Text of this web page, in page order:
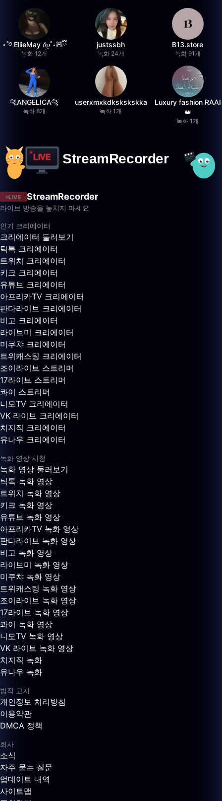
⋆˚࿔ EllieMay 𝜗𝜚˚⋆🧸ྀི
녹화 12개
justssbh
녹화 24개
B13.store
녹화 91개
🐆ANGELICA🐆
녹화 8개
userxmxkdkskskskka
녹화 1개
Luxury fashion RAAI
👑
녹화 1개
LIVE StreamRecorder
라이브 방송을 놓치지 마세요
인기 크리에이터
크리에이터 둘러보기
틱톡 크리에이터
트위치 크리에이터
키크 크리에이터
유튜브 크리에이터
아프리카TV 크리에이터
판다라이브 크리에이터
비고 크리에이터
라이브미 크리에이터
미쿠챠 크리에이터
트위캐스팅 크리에이터
조이라이브 스트리머
17라이브 스트리머
콰이 스트리머
니모TV 크리에이터
VK 라이브 크리에이터
치지직 크리에이터
유나우 크리에이터
녹화 영상 시청
녹화 영상 둘러보기
틱톡 녹화 영상
트위치 녹화 영상
키크 녹화 영상
유튜브 녹화 영상
아프리카TV 녹화 영상
판다라이브 녹화 영상
비고 녹화 영상
라이브미 녹화 영상
미쿠챠 녹화 영상
트위캐스팅 녹화 영상
조이라이브 녹화 영상
17라이브 녹화 영상
콰이 녹화 영상
니모TV 녹화 영상
VK 라이브 녹화 영상
치지직 녹화
유나우 녹화
법적 고지
개인정보 처리방침
이용약관
DMCA 정책
회사
소식
자주 묻는 질문
업데이트 내역
사이트맵